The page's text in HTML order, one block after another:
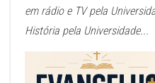
em rádio e TV pela
História pela Universidade...